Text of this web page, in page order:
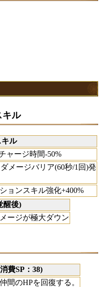
キル
キル
ャージ時間-50%
メージバリア(60秒/1回)発
ョンスキル強化+400%
醒後)
ージが極大ダウン
費SP：38)
間のHPを回復する。